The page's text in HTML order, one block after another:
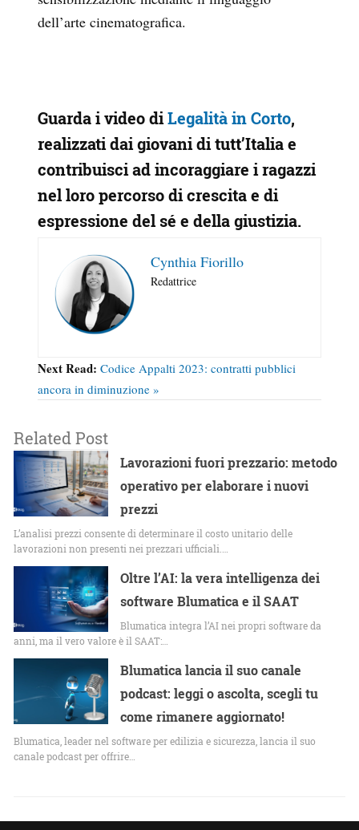
dell’arte cinematografica.
Guarda i video diLegalità in Corto,
realizzati dai giovani di tutt’Italia e
contribuisci ad incoraggiare i ragazzi
nel loro percorso di crescita e di
espressione del sé e della giustizia.
Cynthia Fiorillo
Redattrice
Next Read: Codice Appalti 2023: contratti pubblici
ancora in diminuzione »
Related Post
Lavorazioni fuori prezzario: metodo
operativo per elaborare i nuovi
prezzi
L’analisi prezzi consente di determinare il costo unitario delle
lavorazioni non presenti nei prezzari ufficiali.…
Oltre l’AI: la vera intelligenza dei
software Blumatica e il SAAT
Blumatica integra l’AI nei propri software da
anni, ma il vero valore è il SAAT:…
Blumatica lancia il suo canale
podcast: leggi o ascolta, scegli tu
come rimanere aggiornato!
Blumatica, leader nel software per edilizia e sicurezza, lancia il suo
canale podcast per offrire…